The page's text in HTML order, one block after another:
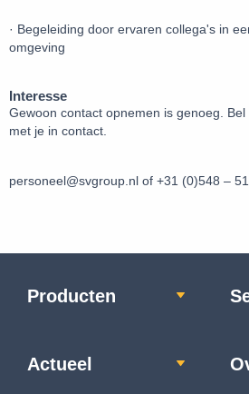
· Begeleiding door ervaren collega's in
omgeving
Interesse
Gewoon contact opnemen is genoeg.
met je in contact.
personeel@svgroup.nl of +31 (0)548 –
Producten
Actueel